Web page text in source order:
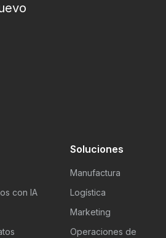
con IA
Soluciones
Manufactura
Logística
Marketing
Operaciones de